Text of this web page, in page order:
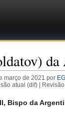
da
março de 2021 por
atual (dif) |
Bispo da